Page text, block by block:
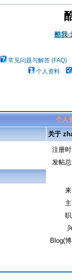
酷我-
常见问题与解答 (FAQ)
个人资料
个人
关于
注册
发帖
Blog(